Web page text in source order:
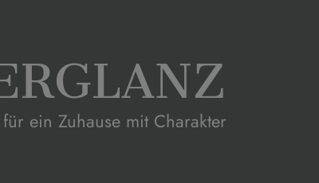
für ein Zuhause mit Charakter